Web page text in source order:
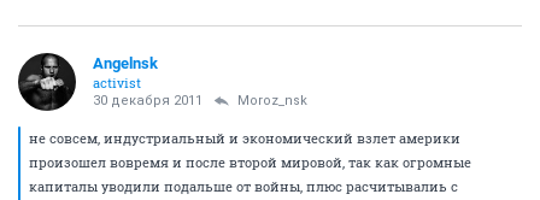
Angelnsk
activist
30 декабря 2011 Moroz_nsk
не совсем, индустриальный и экономический взлет америки
произошел вовремя и после второй мировой, так как огромные
капиталы уводили подальше от войны, плюс расчитывалиь с